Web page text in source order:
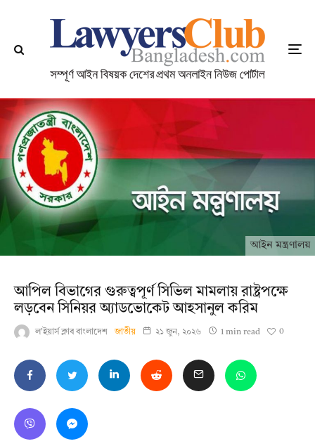
আইন মন্ত্রণালয়
আপিল বিভাগের গুরুত্বপূর্ণ সিভিল মামলায় রাষ্ট্রপক্ষে
লড়বেন সিনিয়র অ্যাডভোকেট আহসানুল করিম
ল'ইয়ার্স ক্লাব বাংলাদেশ জাতীয় ২১ জুন, ২০২৬ 1 min read 0